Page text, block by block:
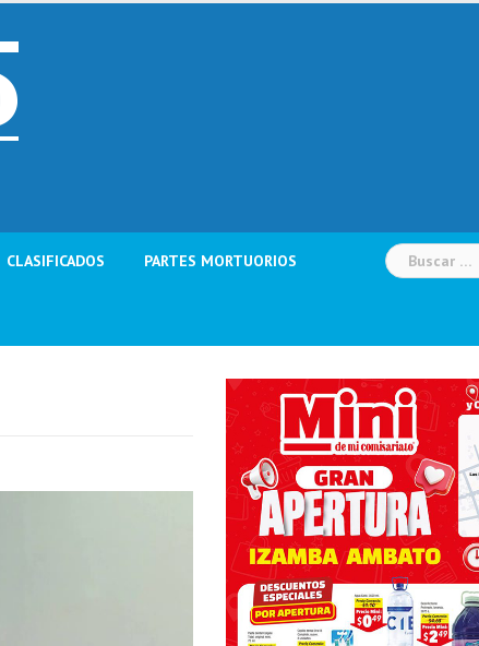
CLASIFICADOS PARTES MORTUORIOS Buscar: